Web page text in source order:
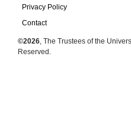
Privacy Policy
Contact
©2026, The Trustees of the
Reserved.